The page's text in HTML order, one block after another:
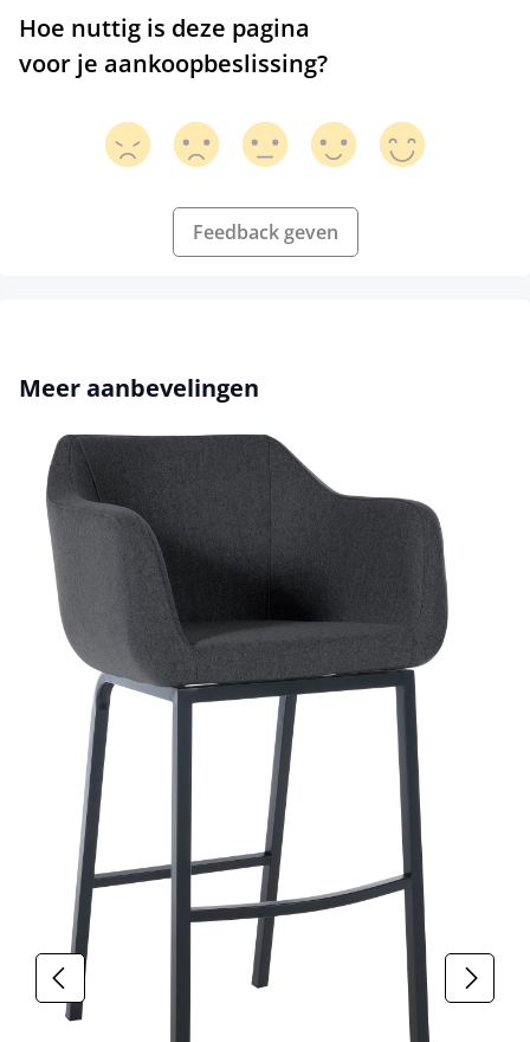
Hoe nuttig is deze pagina
voor je aankoopbeslissing?
Feedback geven
Productgalerij overslaan
Meer aanbevelingen